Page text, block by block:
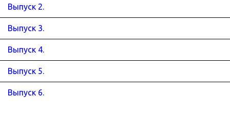
Выпуск 2.
Выпуск 3.
Выпуск 4.
Выпуск 5.
Выпуск 6.